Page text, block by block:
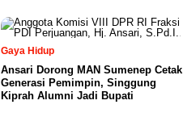
Gaya Hidup
Ansari Dorong MAN Sumenep Cetak
Generasi Pemimpin, Singgung
Kiprah Alumni Jadi Bupati